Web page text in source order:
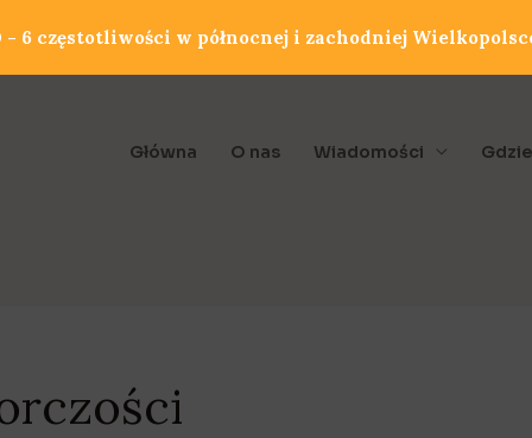
Główna O nas Wiadomości
6 częstotliwości w północnej i zachodniej